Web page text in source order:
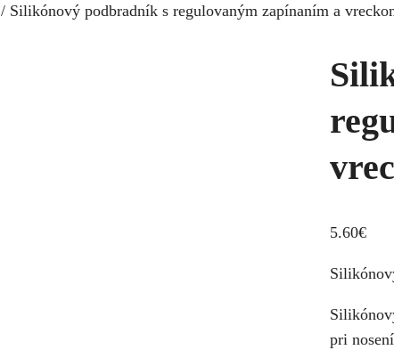
/ Silikónový podbradník s regulovaným zapínaním a
5.60€
pri